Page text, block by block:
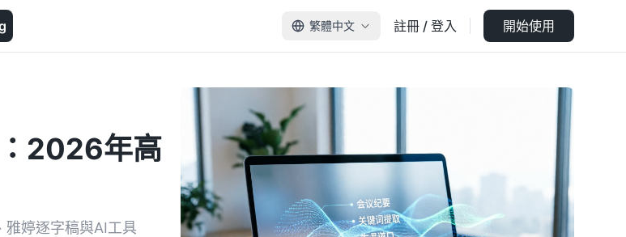
繁體中文 註冊 / 登入 開始使用
2026年高
雅婷逐字稿與AI工具